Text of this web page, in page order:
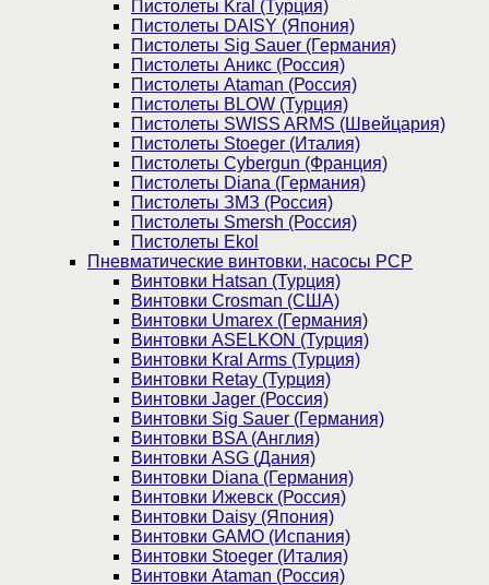
Пистолеты Kral (Турция)
Пистолеты DAISY (Япония)
Пистолеты Sig Sauer (Германия)
Пистолеты Аникс (Россия)
Пистолеты Ataman (Россия)
Пистолеты BLOW (Турция)
Пистолеты SWISS ARMS (Швейцария)
Пистолеты Stoeger (Италия)
Пистолеты Cybergun (Франция)
Пистолеты Diana (Германия)
Пистолеты ЗМЗ (Россия)
Пистолеты Smersh (Россия)
Пистолеты Ekol
Пневматические винтовки, насосы PCP
Винтовки Hatsan (Турция)
Винтовки Crosman (США)
Винтовки Umarex (Германия)
Винтовки ASELKON (Турция)
Винтовки Kral Arms (Турция)
Винтовки Retay (Турция)
Винтовки Jager (Россия)
Винтовки Sig Sauer (Германия)
Винтовки BSA (Англия)
Винтовки ASG (Дания)
Винтовки Diana (Германия)
Винтовки Ижевск (Россия)
Винтовки Daisy (Япония)
Винтовки GAMO (Испания)
Винтовки Stoeger (Италия)
Винтовки Ataman (Россия)